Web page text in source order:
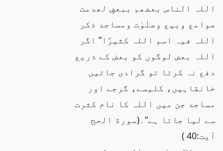
اللہ الناس بعضھم ببعضٍ لھدمت
صوامع وبیع وصلٰوٰت ومساجد ذکر
اللہ فیہ اسم اللہ کثیرًا” اگر
اللہ بعض لوگوں کو بعض کے ذریع
دفع نہ کرتا تو گرادی جاتیں
خانقاہیں، کلیسے، گرجے اور
مساجد جن میں اللہ کا نام کثرت
سے لیا جاتا ہے”۔(سورة الحج
آیت:40 )